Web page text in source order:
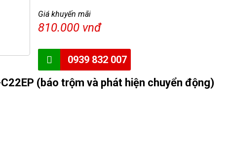
Giá khuyến mãi
810.000 vnđ
0939 832 007
(báo trộm và phát hiện chuyển động)